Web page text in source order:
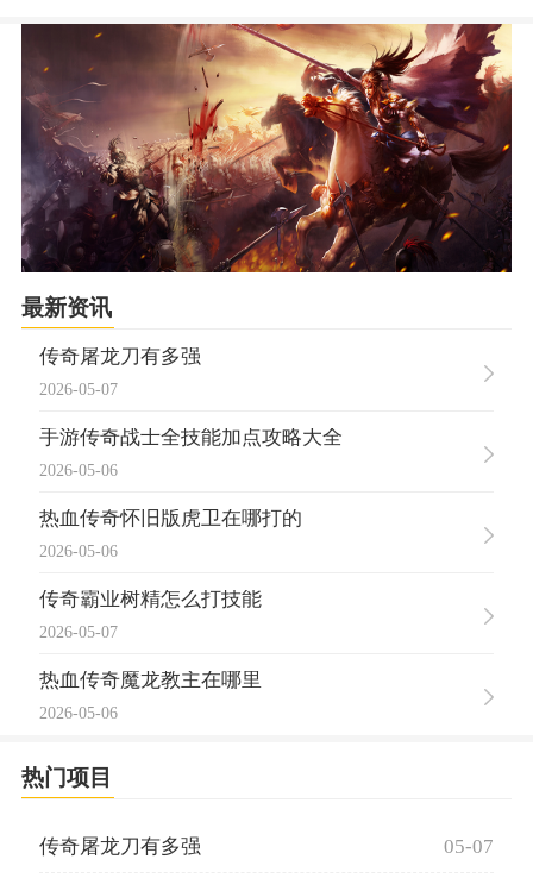
最新资讯
传奇屠龙刀有多强
2026-05-07
手游传奇战士全技能加点攻略大全
2026-05-06
热血传奇怀旧版虎卫在哪打的
2026-05-06
传奇霸业树精怎么打技能
2026-05-07
热血传奇魔龙教主在哪里
2026-05-06
热门项目
传奇屠龙刀有多强 05-07